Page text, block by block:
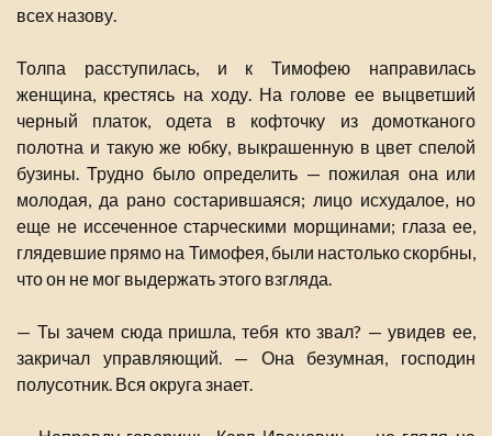
всех назову.
Толпа расступилась, и к Тимофею направилась
женщина, крестясь на ходу. На голове ее выцветший
черный платок, одета в кофточку из домотканого
полотна и такую же юбку, выкрашенную в цвет спелой
бузины. Трудно было определить — пожилая она или
молодая, да рано состарившаяся; лицо исхудалое, но
еще не иссеченное старческими морщинами; глаза ее,
глядевшие прямо на Тимофея, были настолько скорбны,
что он не мог выдержать этого взгляда.
— Ты зачем сюда пришла, тебя кто звал? — увидев ее,
закричал управляющий. — Она безумная, господин
полусотник. Вся округа знает.